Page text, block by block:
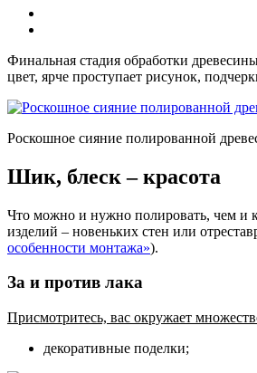
Финальная стадия обработки
цвет, ярче проступает рисунок,
Роскошное сияние полированной
Шик, блеск – красота
Что можно и нужно полировать, чем и
изделий – новеньких стен или
особенности монтажа»).
За и против лака
Присмотритесь, вас окружает
декоративные поделки;